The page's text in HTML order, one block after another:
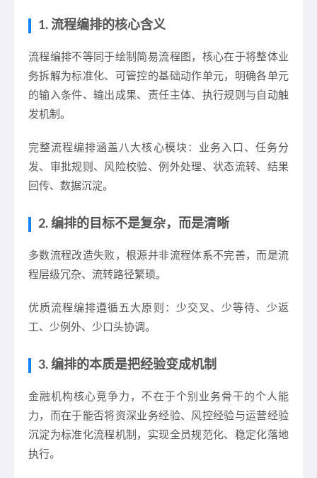
1. 流程编排的核心含义
流程编排不等同于绘制简易流程图，核心在于将整体业
务拆解为标准化、可管控的基础动作单元，明确各单元
的输入条件、输出成果、责任主体、执行规则与自动触
发机制。
完整流程编排涵盖八大核心模块：业务入口、任务分
发、审批规则、风险校验、例外处理、状态流转、结果
回传、数据沉淀。
2. 编排的目标不是复杂，而是清晰
多数流程改造失败，根源并非流程体系不完善，而是流
程层级冗杂、流转路径繁琐。
优质流程编排遵循五大原则：少交叉、少等待、少返
工、少例外、少口头协调。
3. 编排的本质是把经验变成机制
金融机构核心竞争力，不在于个别业务骨干的个人能
力，而在于能否将资深业务经验、风控经验与运营经验
沉淀为标准化流程机制，实现全员规范化、稳定化落地
执行。